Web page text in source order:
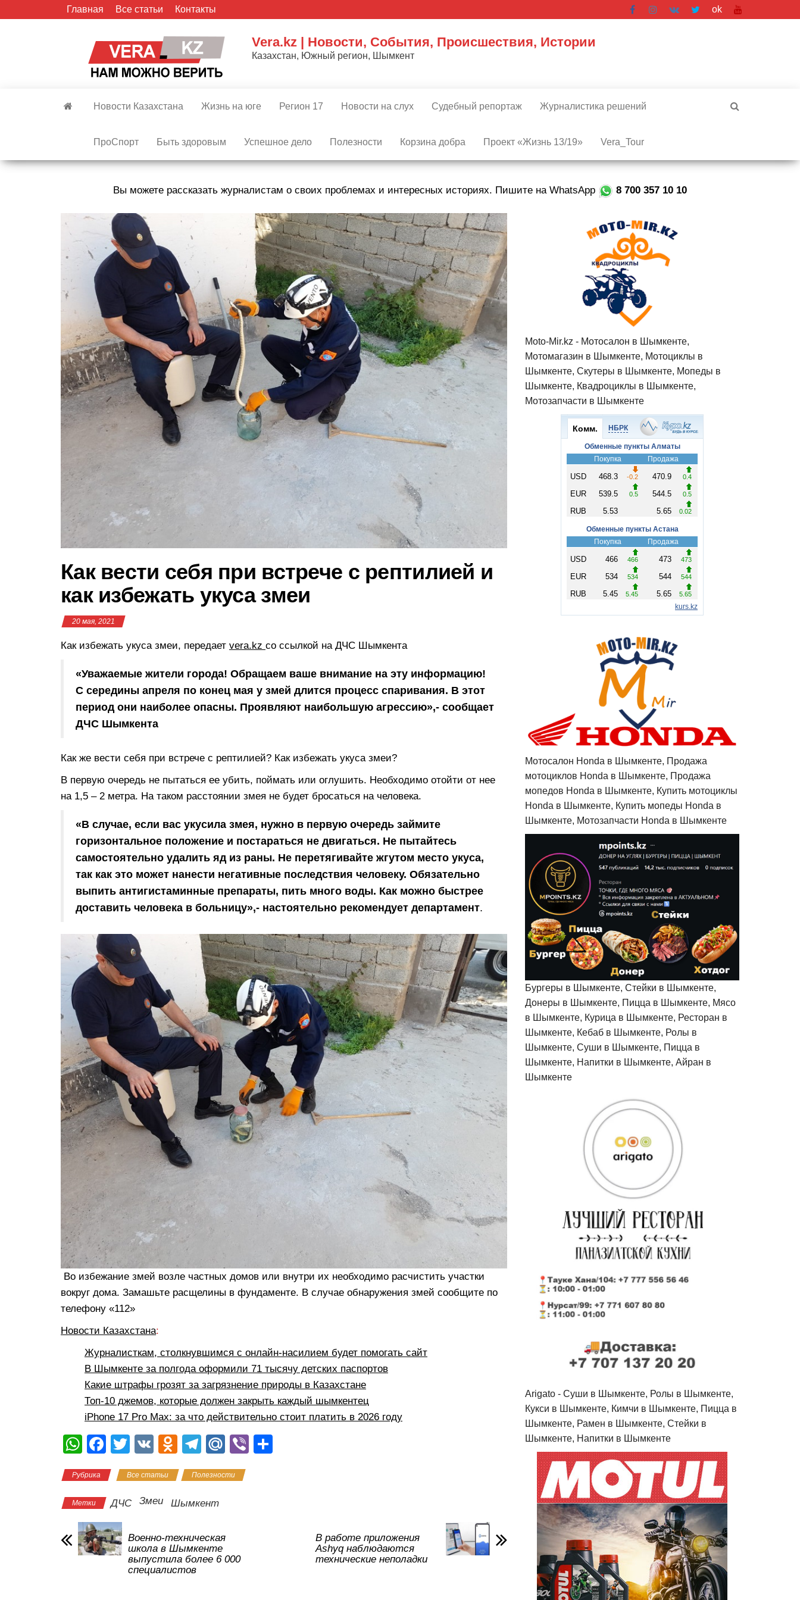
Главная Все статьи Контакты ok
Vera.kz | Новости, События, Происшествия, Истории
Казахстан, Южный регион, Шымкент
Новости Казахстана Жизнь на юге Регион 17 Новости на слух Судебный репортаж Журналистика решений
ПроСпорт Быть здоровым Успешное дело Полезности Корзина добра Проект «Жизнь 13/19» Vera_Tour
Вы можете рассказать журналистам о своих проблемах и интересных историях. Пишите на WhatsApp 8 700 357 10 10
Как вести себя при встрече с рептилией и
как избежать укуса змеи
20 мая, 2021
Как избежать укуса змеи, передает vera.kz со ссылкой на ДЧС Шымкента
«Уважаемые жители города! Обращаем ваше внимание на эту информацию!
С середины апреля по конец мая у змей длится процесс спаривания. В этот
период они наиболее опасны. Проявляют наибольшую агрессию»,- сообщает
ДЧС Шымкента
Как же вести себя при встрече с рептилией? Как избежать укуса змеи?
В первую очередь не пытаться ее убить, поймать или оглушить. Необходимо отойти от нее
на 1,5 – 2 метра. На таком расстоянии змея не будет бросаться на человека.
«В случае, если вас укусила змея, нужно в первую очередь займите
горизонтальное положение и постараться не двигаться. Не пытайтесь
самостоятельно удалить яд из раны. Не перетягивайте жгутом место укуса,
так как это может нанести негативные последствия человеку. Обязательно
выпить антигистаминные препараты, пить много воды. Как можно быстрее
доставить человека в больницу»,- настоятельно рекомендует департамент.
Во избежание змей возле частных домов или внутри их необходимо расчистить участки
вокруг дома. Замашьте расщелины в фундаменте. В случае обнаружения змей сообщите по
телефону «112»
Новости Казахстана:
Журналисткам, столкнувшимся с онлайн-насилием будет помогать сайт
В Шымкенте за полгода оформили 71 тысячу детских паспортов
Какие штрафы грозят за загрязнение природы в Казахстане
Топ-10 джемов, которые должен закрыть каждый шымкентец
iPhone 17 Pro Max: за что действительно стоит платить в 2026 году
W
at
s
A
p
p
F
c
e
b
o
o
T
tt
er
V
O
n
o
a
ss
ni
T
e
gr
m
M
.R
Vi
Рубрика Все статьи Полезности
Метки ДЧС Змеи Шымкент
Военно-техническая
школа в Шымкенте
выпустила более 6 000
специалистов
В работе приложения
Ashyq наблюдаются
технические неполадки
Moto-Mir.kz - Мотосалон в Шымкенте,
Мотомагазин в Шымкенте, Мотоциклы в
Шымкенте, Скутеры в Шымкенте, Мопеды в
Шымкенте, Квадроциклы в Шымкенте,
Мотозапчасти в Шымкенте
Мотосалон Honda в Шымкенте, Продажа
мотоциклов Honda в Шымкенте, Продажа
мопедов Honda в Шымкенте, Купить мотоциклы
Honda в Шымкенте, Купить мопеды Honda в
Шымкенте, Мотозапчасти Honda в Шымкенте
Бургеры в Шымкенте, Стейки в Шымкенте,
Донеры в Шымкенте, Пицца в Шымкенте, Мясо
в Шымкенте, Курица в Шымкенте, Ресторан в
Шымкенте, Кебаб в Шымкенте, Ролы в
Шымкенте, Суши в Шымкенте, Пицца в
Шымкенте, Напитки в Шымкенте, Айран в
Шымкенте
Arigato - Cуши в Шымкенте, Ролы в Шымкенте,
Кукси в Шымкенте, Кимчи в Шымкенте, Пицца в
Шымкенте, Рамен в Шымкенте, Стейки в
Шымкенте, Напитки в Шымкенте